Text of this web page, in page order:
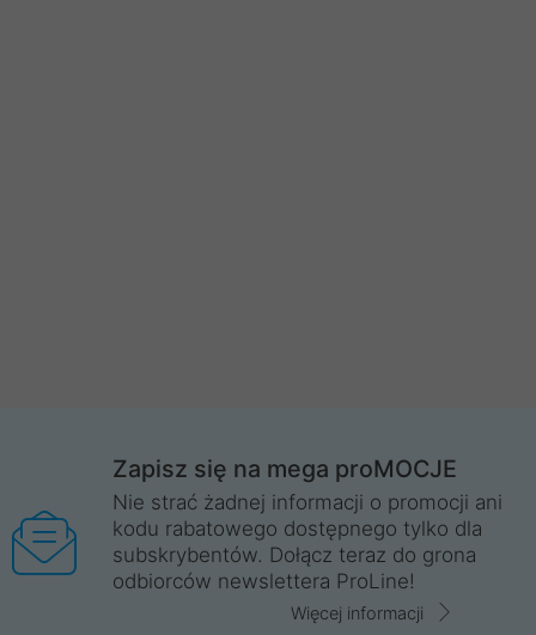
Zapisz się na mega proMOCJE
Nie strać żadnej informacji o promocji ani
kodu rabatowego dostępnego tylko dla
subskrybentów. Dołącz teraz do grona
odbiorców newslettera ProLine!
Więcej informacji